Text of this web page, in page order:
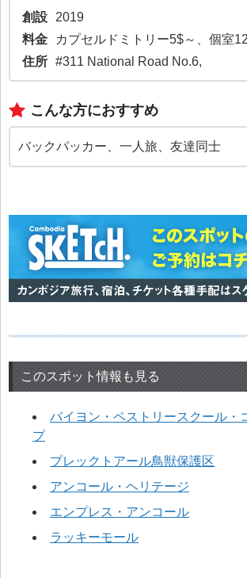
創設
2019
料金
カプセルドミトリー5$～、個室
住所 #311 National Road No.6,
こんな方におすすめ
バックパッカー、一人旅、友達同士
このスポット情報も見る
バイヨン・ペストリースクール・
プ
プレックトアール鳥獣保護区
アンコール・ヘリテージ
エンプレス・アンコール
ラッキーモール